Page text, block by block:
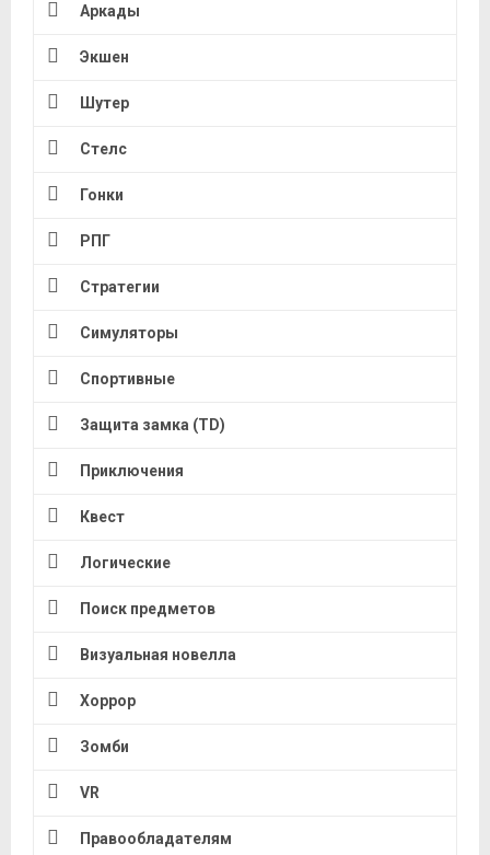
Аркады
Экшен
Шутер
Стелс
Гонки
РПГ
Стратегии
Симуляторы
Спортивные
Защита замка (TD)
Приключения
Квест
Логические
Поиск предметов
Визуальная новелла
Хоррор
Зомби
VR
Правообладателям